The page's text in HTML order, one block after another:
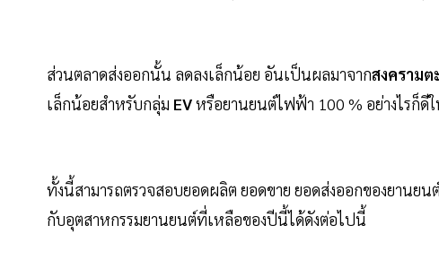
ส่วนตลาดส่งออกนั้น ลดลงเล็กน้อย อันเป็นผลมาจากสงครามต
เล็กน้อยสำหรับกลุ่ม EVหรือยานยนต์ไฟฟ้า 100 % อย่างไรก็ดี
ทั้งนี้สามารถตรวจสอบยอดผลิต ยอดขาย ยอดส่งออกของยาน
กับอุตสาหกรรมยานยนต์ที่เหลือของปีนี้ได้ดังต่อไปนี้